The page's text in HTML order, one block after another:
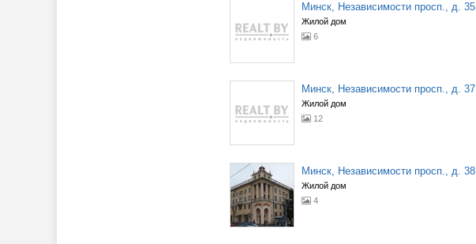
Минск, Независимости просп., д. 35
Жилой дом
6
Минск, Независимости просп., д. 37
Жилой дом
12
Минск, Независимости просп., д. 38
Жилой дом
4